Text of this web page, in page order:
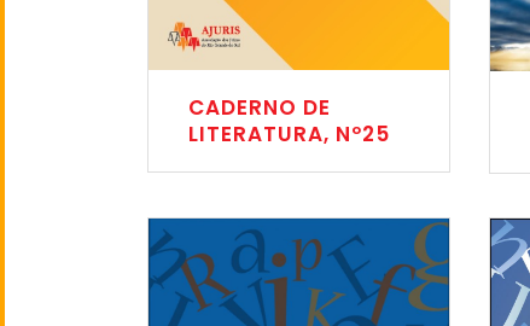
CADERNO DE
LITERATURA, Nº25